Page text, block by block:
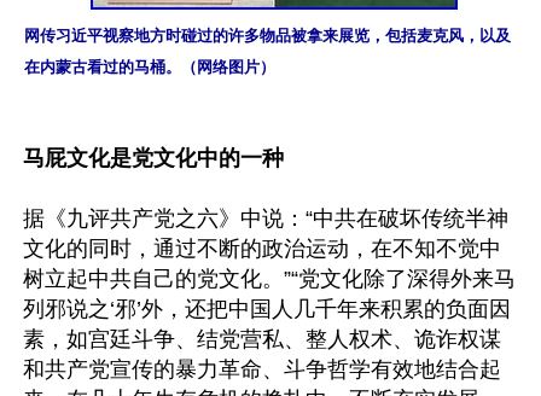
网传习近平视察地方时碰过的许多物品被拿来展览，包括麦克风，以及
在内蒙古看过的马桶。（网络图片）
马屁文化是党文化中的一种
据《九评共产党之六》中说：“中共在破坏传统半神
文化的同时，通过不断的政治运动，在不知不觉中
树立起中共自己的党文化。”“党文化除了深得外来马
列邪说之‘邪’外，还把中国人几千年来积累的负面因
素，如宫廷斗争、结党营私、整人权术、诡诈权谋
和共产党宣传的暴力革命、斗争哲学有效地结合起